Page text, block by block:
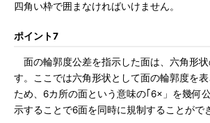
四角い枠で囲まなければいけません。
ポイント7
面の輪郭度公差を指示した面は、六角形状
す。ここでは六角形状として面の輪郭度を
ため、6カ所の面という意味の｢6×」を幾何
示することで6面を同時に規制することがで